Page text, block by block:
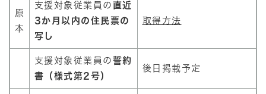
原
本
支援対象従業員の 直近
3か月以内の住民票の
写し
取得方法
支援対象従業員の 誓約
書（様式第2号）
後日掲載予定